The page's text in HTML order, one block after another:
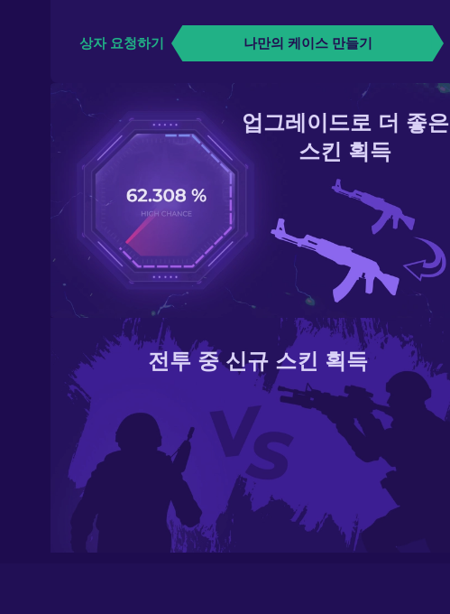
상자 요청하기 나만의 케이스 만들기
업그레이드로 더 좋은
스킨 획득
전투 중 신규 스킨 획득